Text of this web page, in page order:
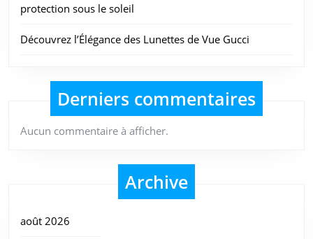
protection sous le soleil
Découvrez l’Élégance des Lunettes de Vue Gucci
Derniers commentaires
Aucun commentaire à afficher.
Archive
août 2026